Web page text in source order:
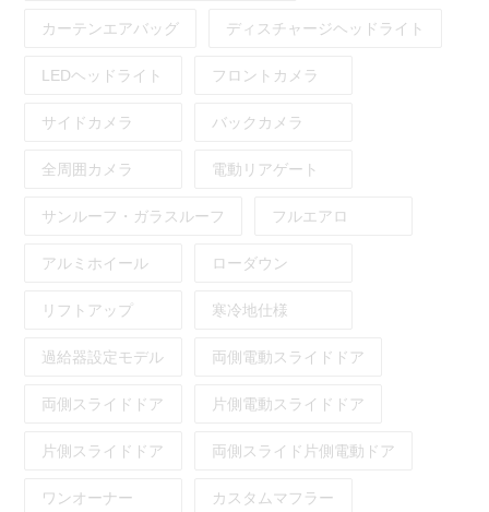
カーテンエアバッグ ディスチャージヘッドライト
LEDヘッドライト フロントカメラ
サイドカメラ バックカメラ
全周囲カメラ 電動リアゲート
サンルーフ・ガラスルーフ フルエアロ
アルミホイール ローダウン
リフトアップ 寒冷地仕様
過給器設定モデル 両側電動スライドドア
両側スライドドア 片側電動スライドドア
片側スライドドア 両側スライド片側電動ドア
ワンオーナー カスタムマフラー